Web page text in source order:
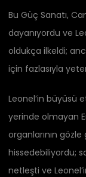
Bu Güç Sanatı,
dayanıyordu ve
oldukça ilkeldi;
için fazlasıyla
Leonel’in büyüsü
yerinde olmayan
organlarının gözle
hissedebiliyordu;
netleşti ve